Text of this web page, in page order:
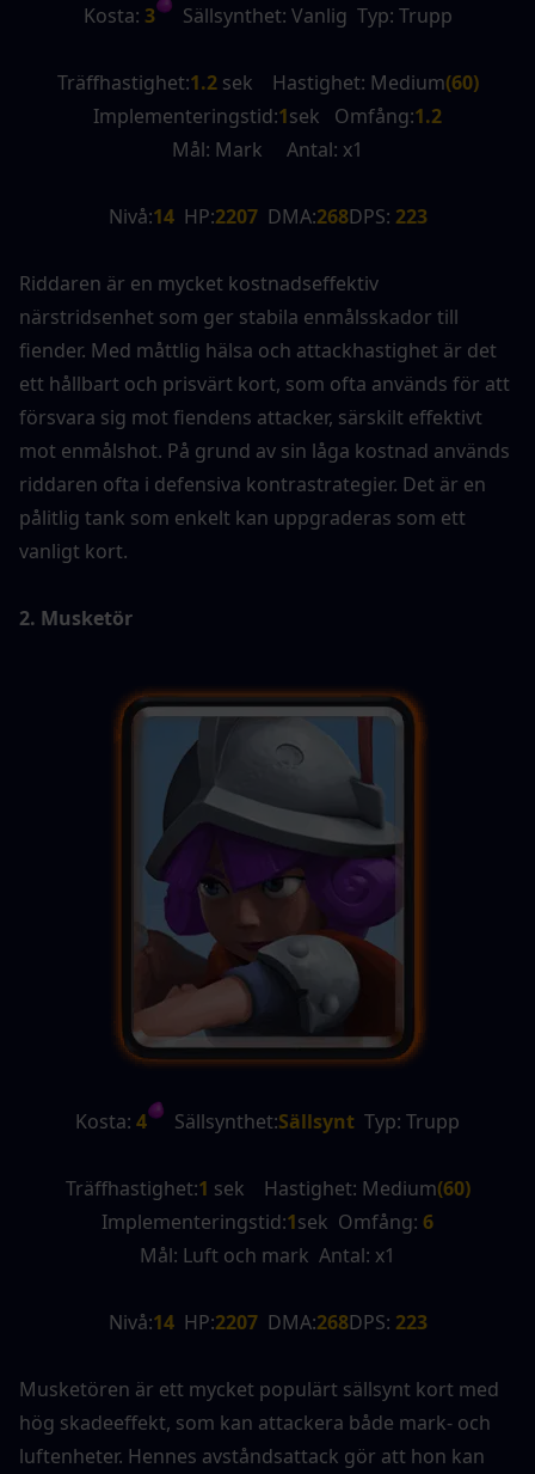
Kosta: 3 Sällsynthet: Vanlig  Typ: Trupp
Träffhastighet:1.2 sek    Hastighet: Medium(60)
Implementeringstid:1sek   Omfång:1.2
Mål: Mark     Antal: x1
Nivå:14 HP:2207 DMA:268DPS: 223
Riddaren är en mycket kostnadseffektiv
närstridsenhet som ger stabila enmålsskador till
fiender. Med måttlig hälsa och attackhastighet är det
ett hållbart och prisvärt kort, som ofta används för att
försvara sig mot fiendens attacker, särskilt effektivt
mot enmålshot. På grund av sin låga kostnad används
riddaren ofta i defensiva kontrastrategier. Det är en
pålitlig tank som enkelt kan uppgraderas som ett
vanligt kort.
2. Musketör
Kosta: 4 Sällsynthet:Sällsynt Typ: Trupp
Träffhastighet:1 sek    Hastighet: Medium(60)
Implementeringstid:1sek  Omfång: 6
Mål: Luft och mark  Antal: x1
Nivå:14 HP:2207 DMA:268DPS: 223
Musketören är ett mycket populärt sällsynt kort med
hög skadeeffekt, som kan attackera både mark- och
luftenheter. Hennes avståndsattack gör att hon kan